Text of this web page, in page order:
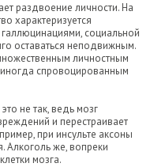
раздвоение личности. На
характеризуется
социальной
оставаться неподвижным.
личностным
спровоцированным
не так, ведь мозг
и перестраивает
при инсульте аксоны
Алкоголь же, вопреки
мозга.